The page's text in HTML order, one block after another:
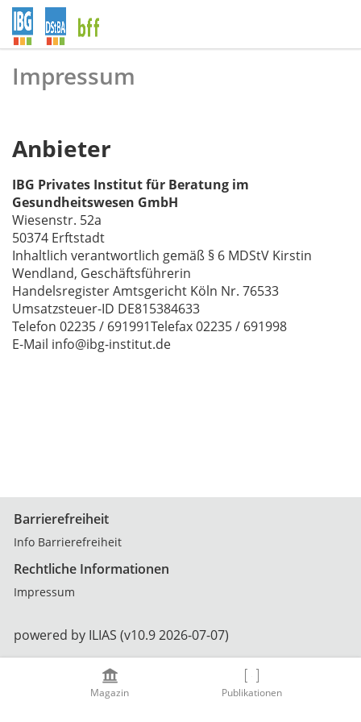
Magazin Publikationen
Impressum
Anbieter
IBG Privates Institut für Beratung im
Gesundheitswesen GmbH
Wiesenstr. 52a
50374 Erftstadt
Inhaltlich verantwortlich gemäß § 6 MDStV Kirstin
Wendland, Geschäftsführerin
Handelsregister Amtsgericht Köln Nr. 76533
Umsatzsteuer-ID DE815384633
Telefon 02235 / 691991Telefax 02235 / 691998
E-Mail info@ibg-institut.de
Barrierefreiheit
Info Barrierefreiheit
Rechtliche Informationen
Impressum
powered by ILIAS (v10.9 2026-07-07)